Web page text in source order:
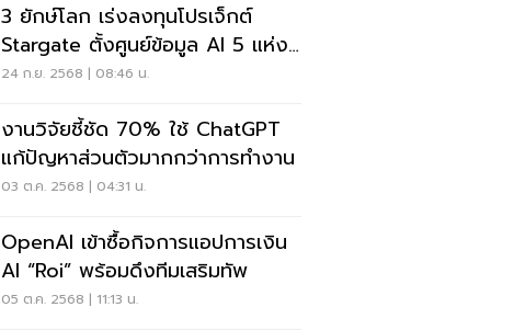
3 ยักษ์โลก เร่งลงทุนโปรเจ็กต์
Stargate ตั้งศูนย์ข้อมูล AI 5 แห่ง
ในสหรัฐฯ
24 ก.ย. 2568 | 08:46 น.
งานวิจัยชี้ชัด 70% ใช้ ChatGPT
แก้ปัญหาส่วนตัวมากกว่าการทำงาน
03 ต.ค. 2568 | 04:31 น.
OpenAI เข้าซื้อกิจการแอปการเงิน
AI “Roi” พร้อมดึงทีมเสริมทัพ
05 ต.ค. 2568 | 11:13 น.